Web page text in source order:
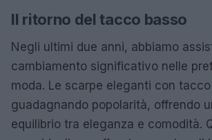
Il ritorno del tacco basso
Negli ultimi due anni, abbiamo
cambiamento significativo nelle
moda. Le scarpe eleganti con
guadagnando popolarità, offrendo
equilibrio tra eleganza e comodità.